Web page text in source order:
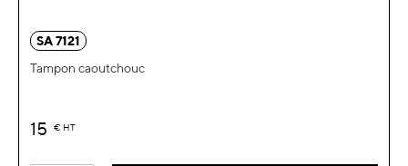
SA 7121
Tampon caoutchouc
15 € HT